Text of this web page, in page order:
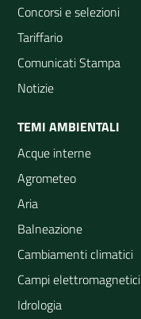
Concorsi e selezioni
Tariffario
Comunicati Stampa
Notizie
TEMI AMBIENTALI
Acque interne
Agrometeo
Aria
Balneazione
Cambiamenti climatici
Campi elettromagnetici
Idrologia